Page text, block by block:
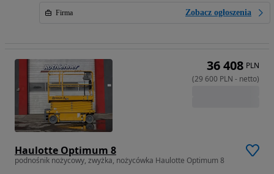
Firma Zobacz ogłoszenia
Haulotte Optimum 8
podnośnik nożycowy, zwyżka, nożycówka Haulotte Optimum 8
36 408 PLN
(29 600 PLN - netto)